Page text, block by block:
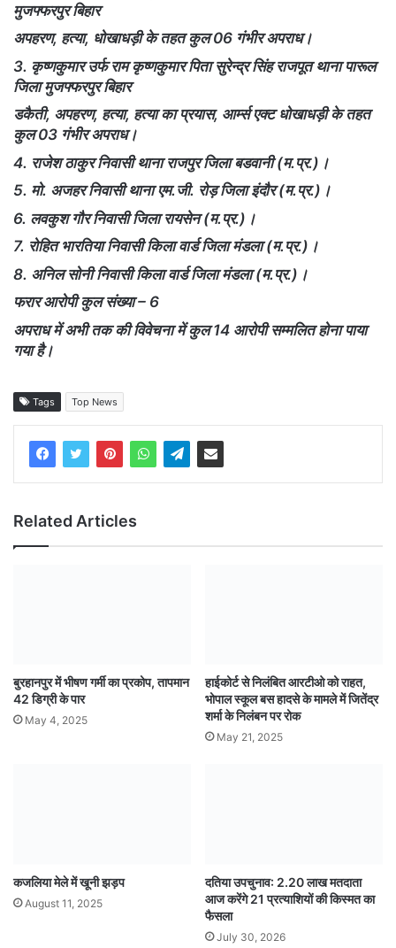
मुजफ्फरपुर बिहार
अपहरण, हत्या, धोखाधड़ी के तहत कुल 06 गंभीर अपराध।
3. कृष्णकुमार उर्फ राम कृष्णकुमार पिता सुरेन्द्र सिंह राजपूत थाना पारूल
जिला मुजफ्फरपुर बिहार
डकैती, अपहरण, हत्या, हत्या का प्रयास, आर्म्स एक्ट धोखाधड़ी के तहत
कुल 03 गंभीर अपराध।
4. राजेश ठाकुर निवासी थाना राजपुर जिला बडवानी (म.प्र.)।
5. मो. अजहर निवासी थाना एम.जी. रोड़ जिला इंदौर (म.प्र.)।
6. लवकुश गौर निवासी जिला रायसेन (म.प्र.)।
7. रोहित भारतिया निवासी किला वार्ड जिला मंडला (म.प्र.)।
8. अनिल सोनी निवासी किला वार्ड जिला मंडला (म.प्र.)।
फरार आरोपी कुल संख्या – 6
अपराध में अभी तक की विवेचना में कुल 14 आरोपी सम्मलित होना पाया
गया है।
Tags Top News
Related Articles
बुरहानपुर में भीषण गर्मी का प्रकोप, तापमान
42 डिग्री के पार
May 4, 2025
हाईकोर्ट से निलंबित आरटीओ को राहत,
भोपाल स्कूल बस हादसे के मामले में जितेंद्र
शर्मा के निलंबन पर रोक
May 21, 2025
कजलिया मेले में खूनी झड़प
August 11, 2025
दतिया उपचुनाव: 2.20 लाख मतदाता
आज करेंगे 21 प्रत्याशियों की किस्मत का
फैसला
July 30, 2026